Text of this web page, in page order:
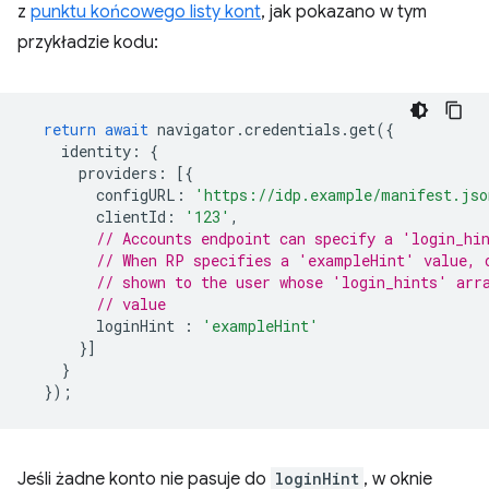
z punktu końcowego listy kont, jak pokazano w tym
przykładzie kodu:
return await navigator .credentials .get({
identity :
{
providers :
[{
configURL :
'https://idp.example/
clientId : '123' ,
// Accounts endpoint can specify a
// When RP specifies a 'exampleHint' value,
// shown to the user whose 'login_hints'
// value
loginHint
:
'exampleHint'
}]
}
});
Jeśli żadne konto nie pasuje do loginHint , w oknie